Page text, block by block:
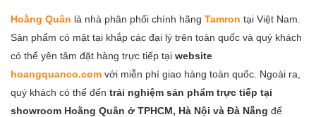
Hoằng Quân là nhà phân phối chính hãng Tamron tại Việt Nam.
Sản phẩm có mặt tại khắp các đại lý trên toàn quốc và quý khách
có thể yên tâm đặt hàng trực tiếp tại website
hoangquanco.com với miễn phí giao hàng toàn quốc. Ngoài ra,
quý khách có thể đến trải nghiệm sản phẩm trực tiếp tại
showroom Hoằng Quân ở TPHCM, Hà Nội và Đà Nẵng để